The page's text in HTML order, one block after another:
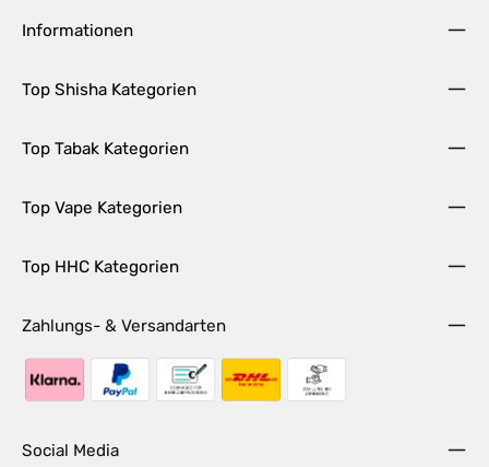
Informationen
Top Shisha Kategorien
Top Tabak Kategorien
Top Vape Kategorien
Top HHC Kategorien
Zahlungs- & Versandarten
Social Media